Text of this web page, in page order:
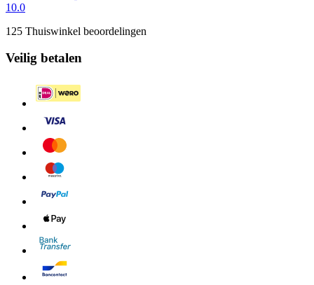
10.0
125 Thuiswinkel beoordelingen
Veilig betalen